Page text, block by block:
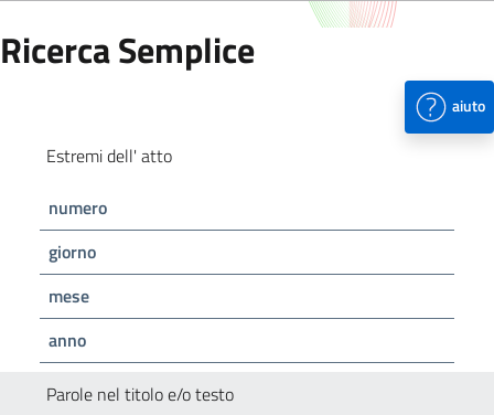
Ricerca Semplice
aiuto
Estremi dell' atto
numero
giorno
mese
anno
Parole nel titolo e/o testo